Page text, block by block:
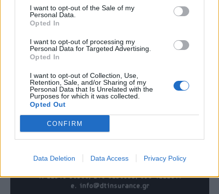
I want to opt-out of the Sale of my
Personal Data.
Opted In
I want to opt-out of processing my
Personal Data for Targeted Advertising.
Opted In
I want to opt-out of Collection, Use,
Retention, Sale, and/or Sharing of my
Personal Data that Is Unrelated with the
Purposes for which it was collected.
Opted Out
CONFIRM
Data Deletion Data Access Privacy Policy